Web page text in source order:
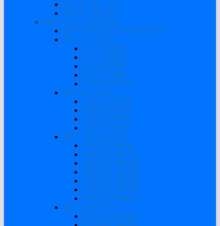
Inverter hòa lưới
Inverter độc lập
Biến Tần On/Off Grid
BIẾN TẦN ST-SOYER TECH
Biến Tần EVO
EVO 1600W
EVO 3000W
EVO 4200W
EVO 6200W
EVO 10200W
Biến tần SaKo
SAKO 3000W
SAKO 4200W
SAKO 6200W
SAKO 11KW
Biến Tần SUOER
SUOER 500W
SUOER 1000W
SUOER 1500W
SUOER 2000W
SUOER 3000W
SUOER 3200W
SUOER 5000W
Biến tần EASUN
EASUN 3000W